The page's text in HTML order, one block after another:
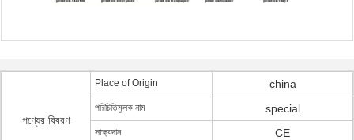
পণ্যের বিবরণ
Place of Origin china
পরিচিতিমুলক নাম special
সাক্ষ্যদান CE